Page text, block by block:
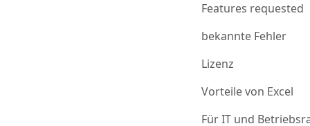
Features requested
bekannte Fehler
Lizenz
Vorteile von Excel
Für IT und